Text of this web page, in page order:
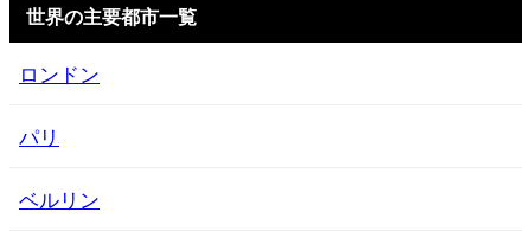
世界の主要都市一覧
ロンドン
パリ
ベルリン